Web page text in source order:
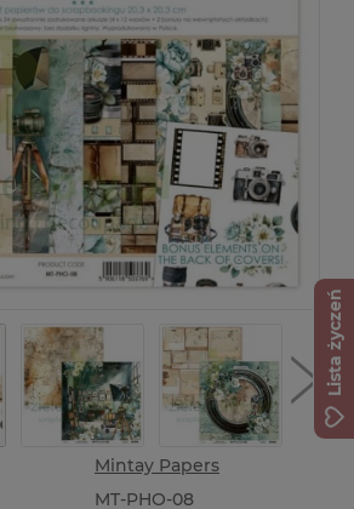
Mintay Papers
MT-PHO-08
Lista życzeń